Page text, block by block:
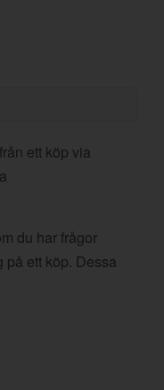
ett köp via
du har frågor
på ett köp. Dessa